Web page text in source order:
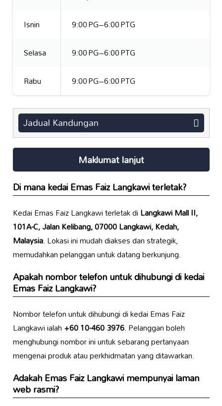
Isnin
9:00 PG–6:00 PTG
Selasa
9:00 PG–6:00 PTG
Rabu
9:00 PG–6:00 PTG
Jadual Kandungan
Maklumat lanjut
Di mana kedai Emas Faiz Langkawi terletak?
Kedai Emas Faiz Langkawi terletak diLangkawi Mall II,
101A-C, Jalan Kelibang, 07000 Langkawi, Kedah,
Malaysia. Lokasi ini mudah diakses dan strategik,
memudahkan pelanggan untuk datang berkunjung.
Apakah nombor telefon untuk dihubungi di kedai
Emas Faiz Langkawi?
Nombor telefon untuk dihubungi di kedai Emas Faiz
Langkawi ialah+60 10-460 3976. Pelanggan boleh
menghubungi nombor ini untuk sebarang pertanyaan
mengenai produk atau perkhidmatan yang ditawarkan.
Adakah Emas Faiz Langkawi mempunyai laman
web rasmi?